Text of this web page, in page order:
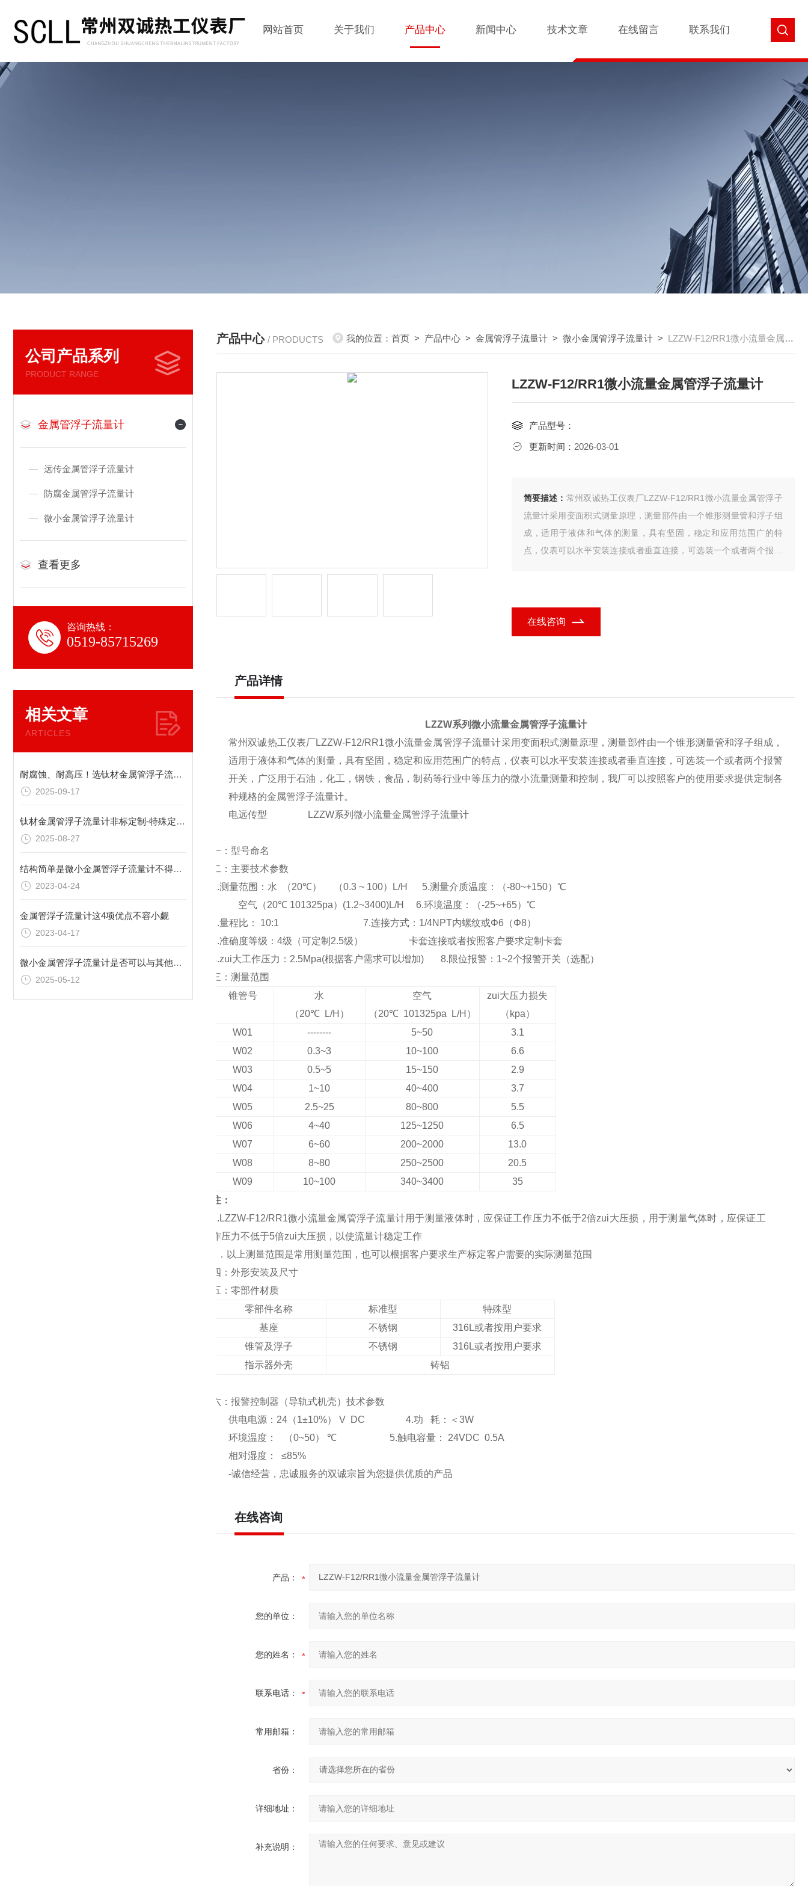
网站首页 关于我们 产品中心 新闻中心 技术文章 在线留言 联系我们
公司产品系列
PRODUCT RANGE
金属管浮子流量计
远传金属管浮子流量计
防腐金属管浮子流量计
微小金属管浮子流量计
查看更多
咨询热线：
0519-85715269
相关文章
ARTICLES
耐腐蚀、耐高压！选钛材金属管浮子流量计，双诚热工让你“钛”放心
2025-09-17
钛材金属管浮子流量计非标定制-特殊定制厂家推荐——双诚热工
2025-08-27
结构简单是微小金属管浮子流量计不得不提的优点
2023-04-24
金属管浮子流量计这4项优点不容小觑
2023-04-17
微小金属管浮子流量计是否可以与其他流量计配合使用？
2025-05-12
产品中心 / PRODUCTS 我的位置：首页 > 产品中心 >金属管浮子流量计 >微小金属管浮子流量计 > LZZW-F12/RR1微小流量金属管浮子流量计
LZZW-F12/RR1微小流量金属管浮子流量计
产品型号：
更新时间： 2026-03-01
简要描述： 常州双诚热工仪表厂LZZW-F12/RR1微小流量金属管浮子
流量计采用变面积式测量原理，测量部件由一个锥形测量管和浮子组
成，适用于液体和气体的测量，具有坚固，稳定和应用范围广的特
点，仪表可以水平安装连接或者垂直连接，可选装一个或者两个报警
在线咨询
产品详情
LZZW系列微小流量金属管浮子流量计
常州双诚热工仪表厂LZZW-F12/RR1微小流量金属管浮子流量计采用变面积式测量原理，测量部件由一个锥形测量管和浮子组成，
适用于液体和气体的测量，具有坚固，稳定和应用范围广的特点，仪表可以水平安装连接或者垂直连接，可选装一个或者两个报警
开关，广泛用于石油，化工，钢铁，食品，制药等行业中等压力的微小流量测量和控制，我厂可以按照客户的使用要求提供定制各
种规格的金属管浮子流量计。
电远传型 LZZW系列微小流量金属管浮子流量计
一：型号命名
二：主要技术参数
1.测量范围：水 （20℃） （0.3 ~ 100） L/H 5.测量介质温度：（-80~+150）℃
空气（20℃101325pa） (1.2~3400)L/H 6.环境温度：（-25~+65）℃
2.量程比： 10:1 7.连接方式： 1/4NPT内螺纹或Φ6 （Φ8）
3.准确度等级： 4级（可定制 2.5级）
卡套连接或者按照客户要求定制卡套
4.zui大工作压力： 2.5Mpa(根据客户需求可以增加) 8.限位报警： 1~2个报警开关（选配）
三：测量范围
锥管号
水
（20℃L/H ）
空气
（20℃101325pa L/H ）
zui大压力损失
（ kpa）
W01
-------- 5~50
3.1
W02
0.3~3 10~100
6.6
W03
0.5~5 15~150
2.9
W04
1~10 40~400
3.7
W05
2.5~25 80~800
5.5
W06
4~40 125~1250
6.5
W07
6~60 200~2000
13.0
W08
8~80 250~2500
20.5
W09
10~100 340~3400
35
注：
1.LZZW-F12/RR1微小流量金属管浮子流量计用于测量液体时，应保证工作压力不低于2倍zui大压损，用于测量气体时，应保证工
作压力不低于5倍zui大压损，以使流量计稳定工作
． 以上测量范围是常用测量范围，也可以根据客户要求生产标定客户需要的实际测量范围
四：外形安装及尺寸
五：零部件材质
零部件名称
标准型
特殊型
基座
不锈钢 316L或者按用户要求
锥管及浮子
不锈钢 316L或者按用户要求
指示器外壳
铸铝
六：报警控制器（导轨式机壳）技术参数
供电电源： 24 （1±10%） V DC 4.功 耗：＜ 3W
环境温度：
（0~50） ℃ 5.触电容量：
24VDC 0.5A
相对湿度：
≤85%
-诚信经营，忠诚服务的双诚宗旨为您提供优质的产品
在线咨询
产品：
您的单位：
您的姓名：
联系电话：
常用邮箱：
省份：
详细地址：
补充说明：